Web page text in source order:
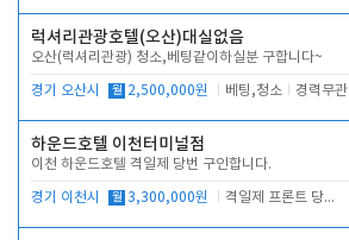
럭셔리관광호텔(오산)대실없음
오산(럭셔리관광) 청소,베팅같이하실분 구합니다~
경기 오산시 월 2,500,000원 베팅,청소 경력무관
하운드호텔 이천터미널점
이천 하운드호텔 격일제 당번 구인합니다.
경기 이천시 월 3,300,000원 격일제 프론트 당번 업무로 주차 및 객실 점검